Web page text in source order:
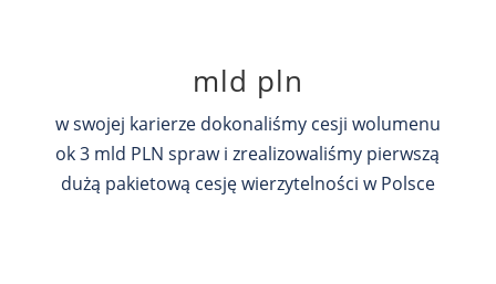
mld pln
w swojej karierze dokonaliśmy cesji wolumenu
ok 3 mld PLN spraw i zrealizowaliśmy pierwszą
dużą pakietową cesję wierzytelności w Polsce